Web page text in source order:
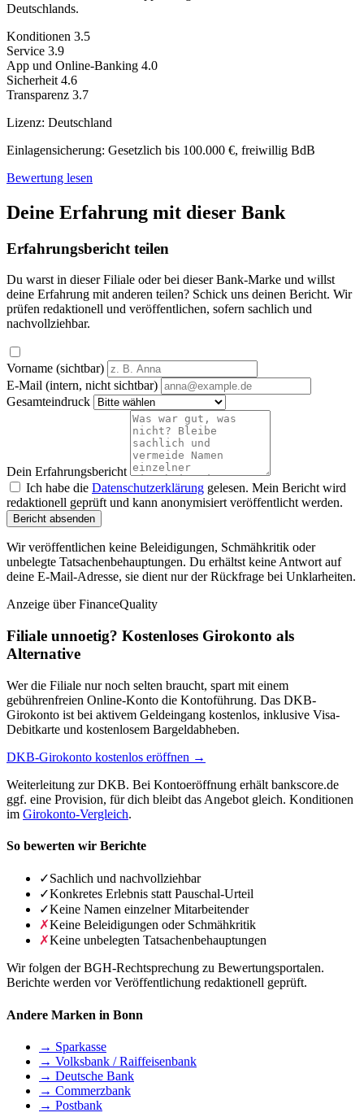
Deutschlands.
Konditionen 3.5
Service 3.9
App und Online-Banking 4.0
Sicherheit 4.6
Transparenz 3.7
Lizenz: Deutschland
Einlagensicherung: Gesetzlich bis 100.000 €, freiwillig BdB
Bewertung lesen
Deine Erfahrung mit dieser Bank
Erfahrungsbericht teilen
Du warst in dieser Filiale oder bei dieser Bank-Marke und willst
deine Erfahrung mit anderen teilen? Schick uns deinen Bericht. Wir
prüfen redaktionell und veröffentlichen, sofern sachlich und
nachvollziehbar.
Vorname (sichtbar)
E-Mail (intern, nicht sichtbar)
Gesamteindruck
Dein Erfahrungsbericht
Ich habe die Datenschutzerklärung gelesen. Mein Bericht wird
redaktionell geprüft und kann anonymisiert veröffentlicht werden.
Bericht absenden
Wir veröffentlichen keine Beleidigungen, Schmähkritik oder
unbelegte Tatsachenbehauptungen. Du erhältst keine Antwort auf
deine E-Mail-Adresse, sie dient nur der Rückfrage bei Unklarheiten.
Anzeige über FinanceQuality
Filiale unnoetig? Kostenloses Girokonto als
Alternative
Wer die Filiale nur noch selten braucht, spart mit einem
gebührenfreien Online-Konto die Kontoführung. Das DKB-
Girokonto ist bei aktivem Geldeingang kostenlos, inklusive Visa-
Debitkarte und kostenlosem Bargeldabheben.
DKB-Girokonto kostenlos eröffnen →
Weiterleitung zur DKB. Bei Kontoeröffnung erhält bankscore.de
ggf. eine Provision, für dich bleibt das Angebot gleich. Konditionen
im Girokonto-Vergleich.
So bewerten wir Berichte
✓Sachlich und nachvollziehbar
✓Konkretes Erlebnis statt Pauschal-Urteil
✓Keine Namen einzelner Mitarbeitender
✗Keine Beleidigungen oder Schmähkritik
✗Keine unbelegten Tatsachenbehauptungen
Wir folgen der BGH-Rechtsprechung zu Bewertungsportalen.
Berichte werden vor Veröffentlichung redaktionell geprüft.
Andere Marken in Bonn
→ Sparkasse
→ Volksbank / Raiffeisenbank
→ Deutsche Bank
→ Commerzbank
→ Postbank